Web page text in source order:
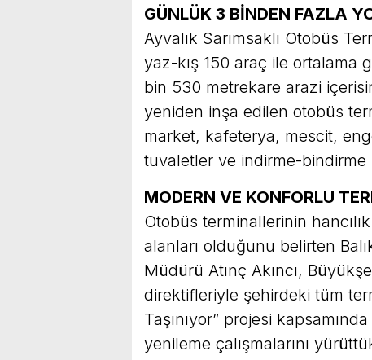
GÜNLÜK 3 BİNDEN FAZLA
Ayvalık Sarımsaklı Otobüs
yaz-kış 150 araç ile ortalama
bin 530 metrekare arazi
yeniden inşa edilen otobüs
market, kafeterya, mescit,
tuvaletler ve indirme-bindirme
MODERN VE KONFORLU
Otobüs terminallerinin
alanları olduğunu belirten
Müdürü Atınç Akıncı,
direktifleriyle şehirdeki tüm
Taşınıyor” projesi
yenileme çalışmalarını